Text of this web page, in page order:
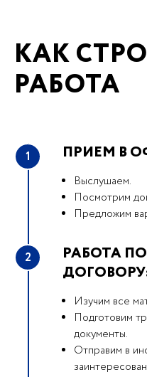
КАК
РАБОТА
1 ПРИЕМ В
Выслушаем.
Посмотрим
Предложим
2
РАБОТА ПО
Изучим все
Подготовим
документы.
Отправим в